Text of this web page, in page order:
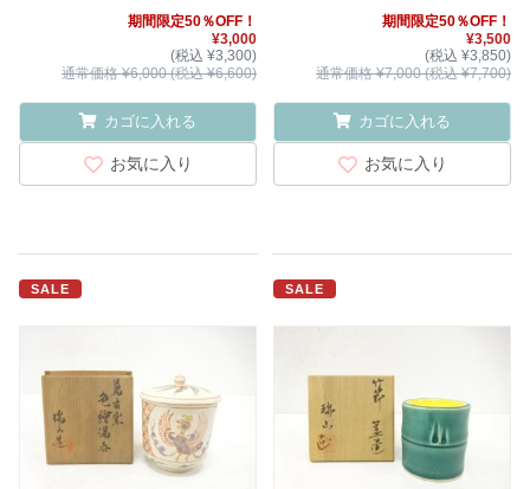
期間限定50％OFF！
¥3,000
(税込 ¥3,300)
通常価格 ¥6,000 (税込 ¥6,600)
カゴに入れる
お気に入り
期間限定50％OFF！
¥3,500
(税込 ¥3,850)
通常価格 ¥7,000 (税込 ¥7,700)
カゴに入れる
お気に入り
SALE SALE